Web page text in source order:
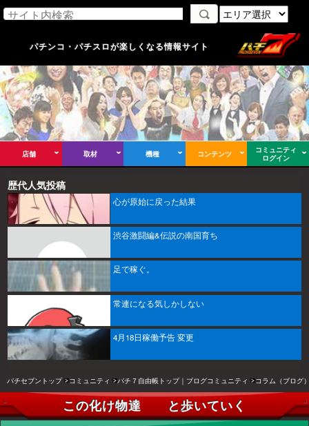
パチンコ・パチスロが楽しくなる情報サイト
店舗 取材 機種 コンテンツ
コミュニティ
ログイン
歴代人気投稿
心が原始に戻った結果
渋谷激闘編&伝説の南国育ち
足で稼ぐ。
常連になる気しかしない
4月18日稼働予告 変更
パチセブントップ コミュニティ パチ７自由帳トップ｜ブログコミュニティ コラム（ブログ
この化け物達 と歩いていく